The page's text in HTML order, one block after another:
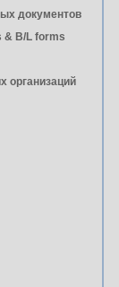
документов
& B/L forms
организаций